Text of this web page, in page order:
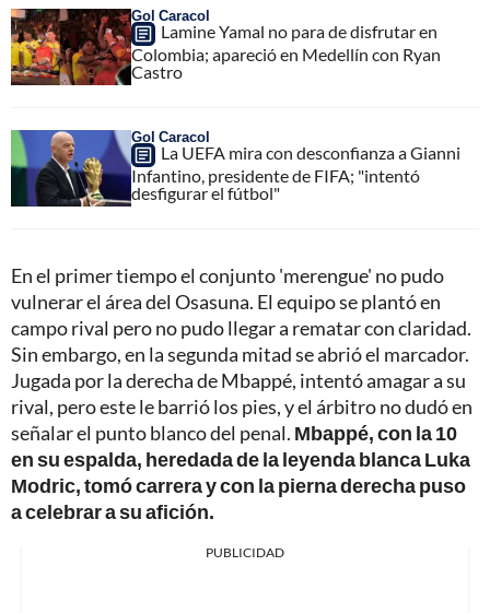
Gol Caracol
Lamine Yamal no para de disfrutar en
Colombia; apareció en Medellín con Ryan
Castro
Gol Caracol
La UEFA mira con desconfianza a Gianni
Infantino, presidente de FIFA; "intentó
desfigurar el fútbol"
En el primer tiempo el conjunto 'merengue' no pudo
vulnerar el área del Osasuna. El equipo se plantó en
campo rival pero no pudo llegar a rematar con claridad.
Sin embargo, en la segunda mitad se abrió el marcador.
Jugada por la derecha de Mbappé, intentó amagar a su
rival, pero este le barrió los pies, y el árbitro no dudó en
señalar el punto blanco del penal. Mbappé, con la 10
en su espalda, heredada de la leyenda blanca Luka
Modric, tomó carrera y con la pierna derecha puso
a celebrar a su afición.
PUBLICIDAD